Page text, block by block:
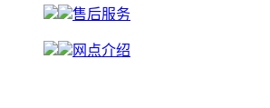
售后服务
网点介绍